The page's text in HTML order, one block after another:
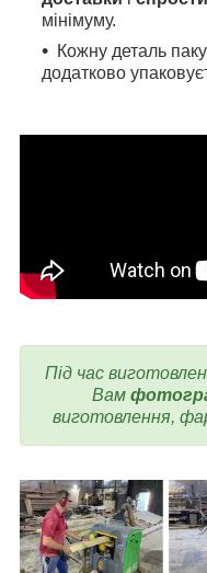
мінімуму.
Кожну деталь
додатково
Під час
Вам
виготовлення,